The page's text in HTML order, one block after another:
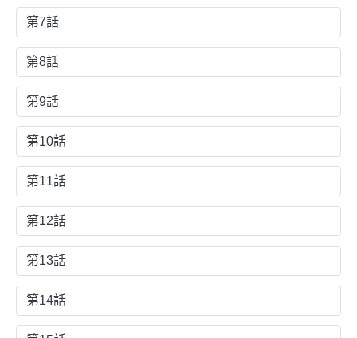
第7話
第8話
第9話
第10話
第11話
第12話
第13話
第14話